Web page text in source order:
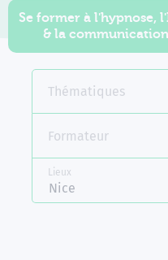
Se former à l'hypnose,
& la communication
Thématiques
Formateur
Lieux
Nice